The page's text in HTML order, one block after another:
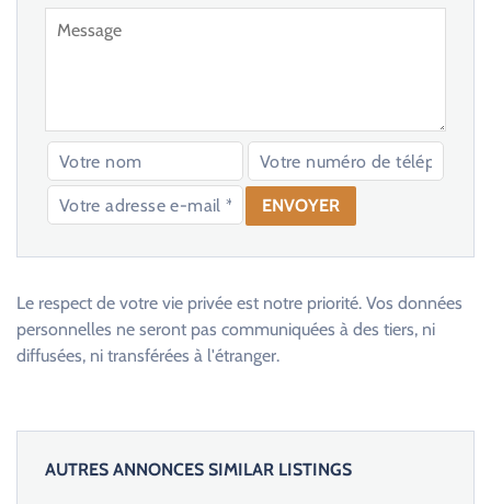
a
Le respect de votre vie privée est notre priorité. Vos données
personnelles ne seront pas communiquées à des tiers, ni
diffusées, ni transférées à l'étranger.
AUTRES ANNONCES SIMILAR LISTINGS